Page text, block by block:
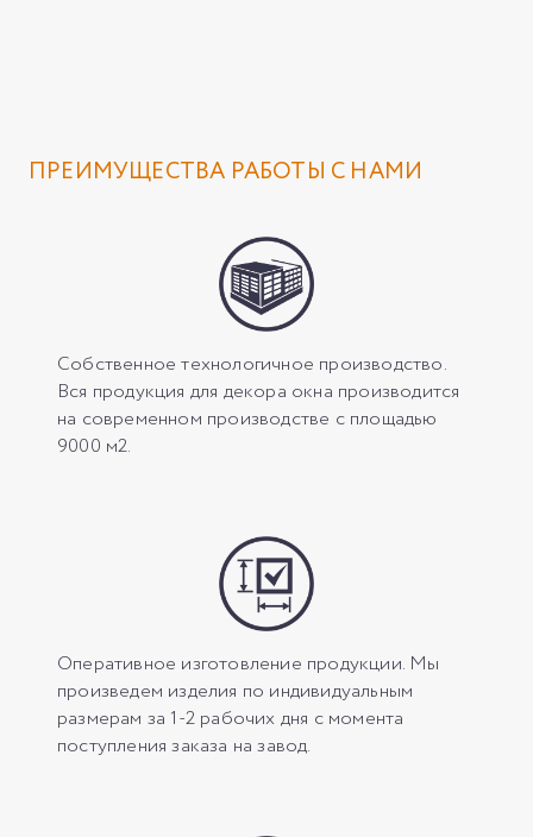
ПРЕИМУЩЕСТВА РАБОТЫ С НАМИ
Собственное технологичное производство.
Вся продукция для декора окна производится
на современном производстве с площадью
9000 м2.
Оперативное изготовление продукции. Мы
произведем изделия по индивидуальным
размерам за 1-2 рабочих дня с момента
поступления заказа на завод.